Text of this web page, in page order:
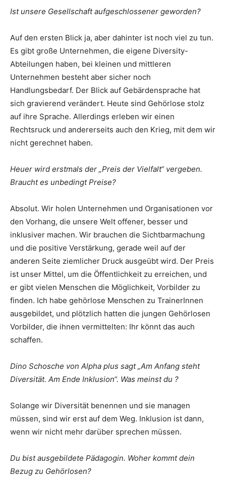
Ist unsere Gesellschaft aufgeschlossener geworden?
Auf den ersten Blick ja, aber dahinter ist noch viel zu tun.
Es gibt große Unternehmen, die eigene Diversity-
Abteilungen haben, bei kleinen und mittleren
Unternehmen besteht aber sicher noch
Handlungsbedarf. Der Blick auf Gebärdensprache hat
sich gravierend verändert. Heute sind Gehörlose stolz
auf ihre Sprache. Allerdings erleben wir einen
Rechtsruck und andererseits auch den Krieg, mit dem wir
nicht gerechnet haben.
Heuer wird erstmals der „Preis der Vielfalt“ vergeben.
Braucht es unbedingt Preise?
Absolut. Wir holen Unternehmen und Organisationen vor
den Vorhang, die unsere Welt offener, besser und
inklusiver machen. Wir brauchen die Sichtbarmachung
und die positive Verstärkung, gerade weil auf der
anderen Seite ziemlicher Druck ausgeübt wird. Der Preis
ist unser Mittel, um die Öffentlichkeit zu erreichen, und
er gibt vielen Menschen die Möglichkeit, Vorbilder zu
finden. Ich habe gehörlose Menschen zu TrainerInnen
ausgebildet, und plötzlich hatten die jungen Gehörlosen
Vorbilder, die ihnen vermittelten: Ihr könnt das auch
schaffen.
Dino Schosche von Alpha plus sagt „Am Anfang steht
Diversität. Am Ende Inklusion“. Was meinst du ?
Solange wir Diversität benennen und sie managen
müssen, sind wir erst auf dem Weg. Inklusion ist dann,
wenn wir nicht mehr darüber sprechen müssen.
Du bist ausgebildete Pädagogin. Woher kommt dein
Bezug zu Gehörlosen?